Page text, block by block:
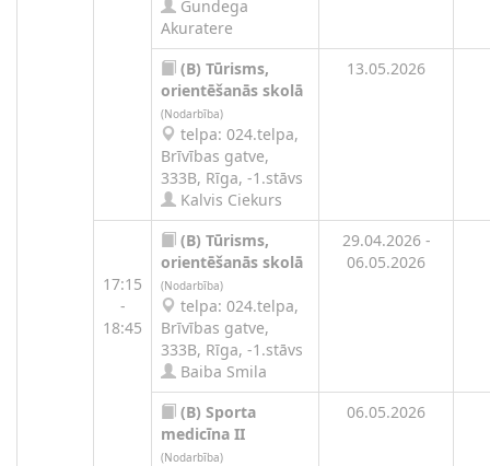
Gundega
Akuratere
(B) Tūrisms,
orientēšanās skolā
(Nodarbība)
telpa: 024.telpa,
Brīvības gatve,
333B, Rīga, -1.stāvs
Kalvis Ciekurs
13.05.2026
17:15
-
18:45
(B) Tūrisms,
orientēšanās skolā
(Nodarbība)
telpa: 024.telpa,
Brīvības gatve,
333B, Rīga, -1.stāvs
Baiba Smila
29.04.2026 -
06.05.2026
(B) Sporta
medicīna II
(Nodarbība)
06.05.2026